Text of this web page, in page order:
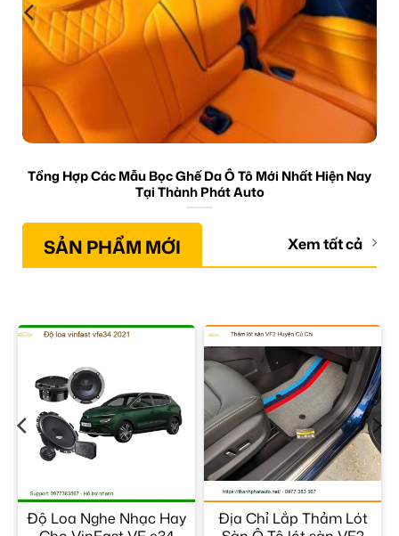
Tổng Hợp Các Mẫu Bọc Ghế Da Ô Tô Mới Nhất Hiện Nay
Tại Thành Phát Auto
SẢN PHẨM MỚI Xem tất cả
Độ Loa Nghe Nhạc Hay
Địa Chỉ Lắp Thảm Lót